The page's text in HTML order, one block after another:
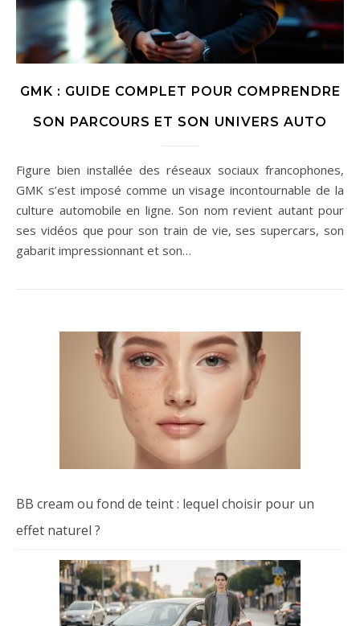
GMK : GUIDE COMPLET POUR COMPRENDRE
SON PARCOURS ET SON UNIVERS AUTO
Figure bien installée des réseaux sociaux francophones,
GMK s’est imposé comme un visage incontournable de la
culture automobile en ligne. Son nom revient autant pour
ses vidéos que pour son train de vie, ses supercars, son
gabarit impressionnant et son…
BB cream ou fond de teint : lequel choisir pour un
effet naturel ?